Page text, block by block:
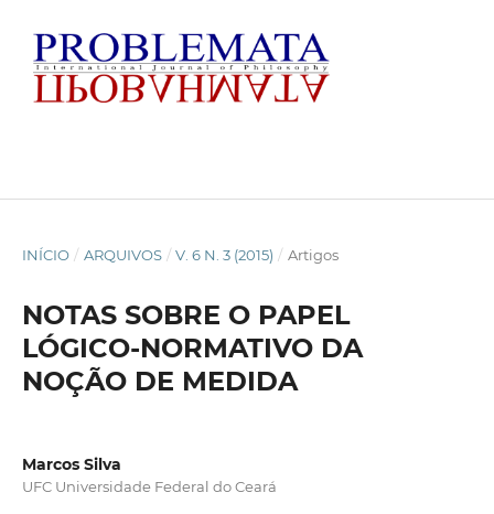
INÍCIO / ARQUIVOS / V. 6 N. 3 (2015) / Artigos
NOTAS SOBRE O PAPEL
LÓGICO-NORMATIVO DA
NOÇÃO DE MEDIDA
Marcos Silva
UFC Universidade Federal do Ceará